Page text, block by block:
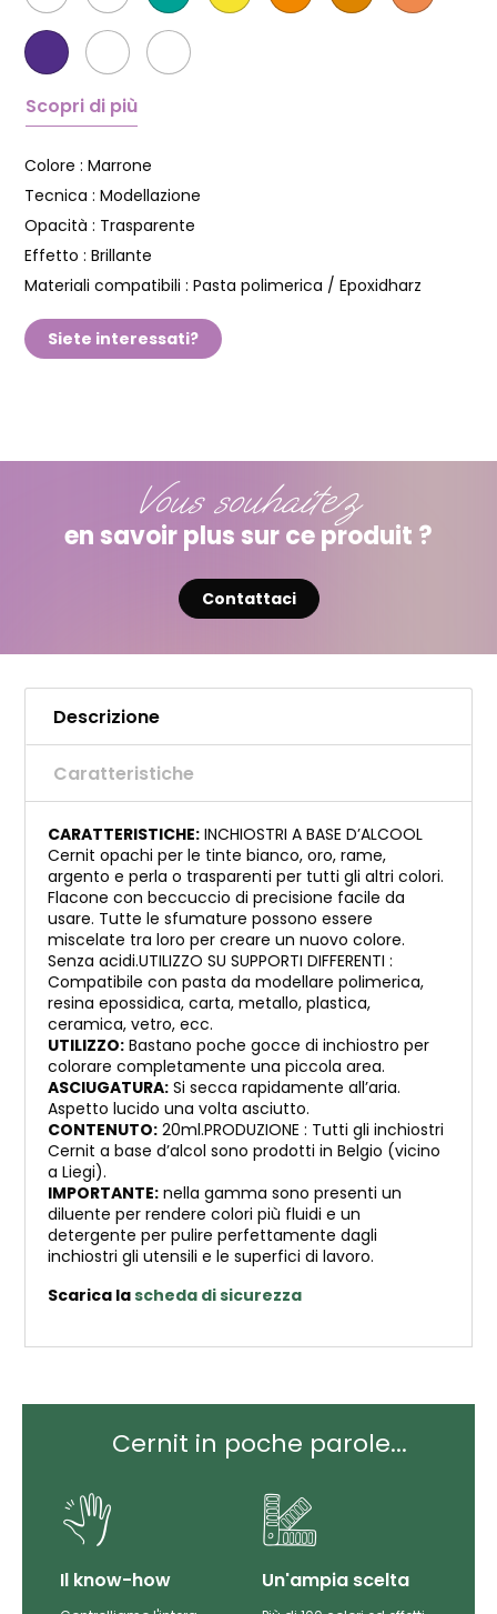
Scopri di più
Colore : Marrone
Tecnica : Modellazione
Opacità : Trasparente
Effetto : Brillante
Materiali compatibili : Pasta polimerica / Epoxidharz
Siete interessati?
Vous souhaitez
en savoir plus sur ce produit ?
Contattaci
Descrizione
Caratteristiche
CARATTERISTICHE: INCHIOSTRI A BASE D’ALCOOL
Cernit opachi per le tinte bianco, oro, rame,
argento e perla o trasparenti per tutti gli altri colori.
Flacone con beccuccio di precisione facile da
usare. Tutte le sfumature possono essere
miscelate tra loro per creare un nuovo colore.
Senza acidi.UTILIZZO SU SUPPORTI DIFFERENTI :
Compatibile con pasta da modellare polimerica,
resina epossidica, carta, metallo, plastica,
ceramica, vetro, ecc.
UTILIZZO: Bastano poche gocce di inchiostro per
colorare completamente una piccola area.
ASCIUGATURA: Si secca rapidamente all’aria.
Aspetto lucido una volta asciutto.
CONTENUTO: 20ml.PRODUZIONE : Tutti gli inchiostri
Cernit a base d’alcol sono prodotti in Belgio (vicino
a Liegi).
IMPORTANTE: nella gamma sono presenti un
diluente per rendere colori più fluidi e un
detergente per pulire perfettamente dagli
inchiostri gli utensili e le superfici di lavoro.
Scarica lascheda di sicurezza
Cernit in poche parole...
Il know-how Un'ampia scelta